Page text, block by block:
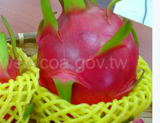
undatus Britt. & Rose)